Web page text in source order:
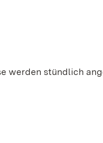
werden stündlich